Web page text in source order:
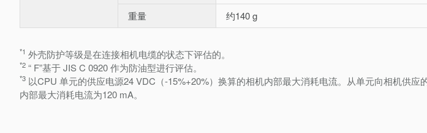
重量 约140 g
*1 外壳防护等级是在连接相机电缆的状态下评估的。
*2 “ F”基于 JIS C 0920 作为防油型进行评估。
*3 以CPU 单元的供应电源24 VDC（-15%+20%）换算的相机内部最大消耗电流。从单元向相机供应
内部最大消耗电流为120 mA。